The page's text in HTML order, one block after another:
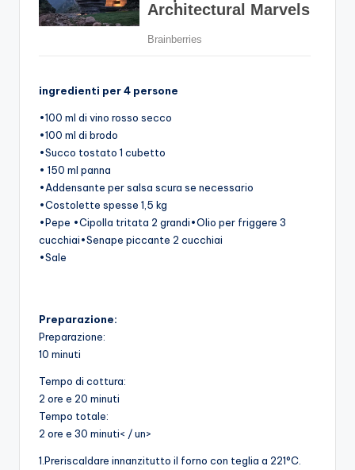
ingredienti per 4 persone
•100 ml di vino rosso secco
•100 ml di brodo
•Succo tostato 1 cubetto
• 150 ml panna
•Addensante per salsa scura se necessario
•Costolette spesse 1,5 kg
•Pepe •Cipolla tritata 2 grandi•Olio per friggere 3
cucchiai•Senape piccante 2 cucchiai
•Sale
Preparazione:
Preparazione:
10 minuti
Tempo di cottura:
2 ore e 20 minuti
Tempo totale:
2 ore e 30 minuti< / un>
1.Preriscaldare innanzitutto il forno con teglia a 221°C.